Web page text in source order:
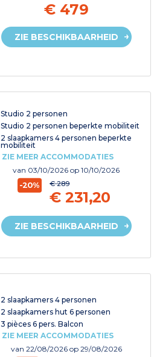
€ 479
ZIE BESCHIKBAARHEID
Studio 2 personen
Studio 2 personen beperkte mobiliteit
2 slaapkamers 4 personen beperkte
mobiliteit
ZIE MEER ACCOMMODATIES
van 03/10/2026op 10/10/2026
-20% € 289
€ 231,20
ZIE BESCHIKBAARHEID
2 slaapkamers 4 personen
2 slaapkamers hut 6 personen
3 pièces 6 pers. Balcon
ZIE MEER ACCOMMODATIES
van 22/08/2026 op 29/08/2026